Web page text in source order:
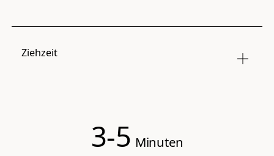
Ziehzeit
3-5 Minuten